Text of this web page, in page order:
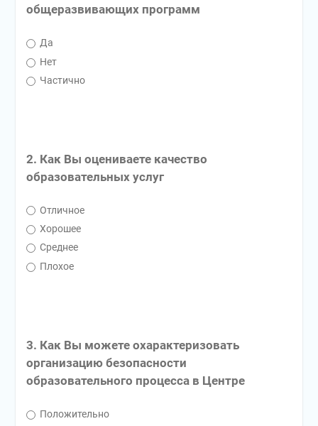
общеразвивающих программ
Да
Нет
Частично
2. Как Вы оцениваете качество
образовательных услуг
Отличное
Хорошее
Среднее
Плохое
3. Как Вы можете охарактеризовать
организацию безопасности
образовательного процесса в Центре
Положительно